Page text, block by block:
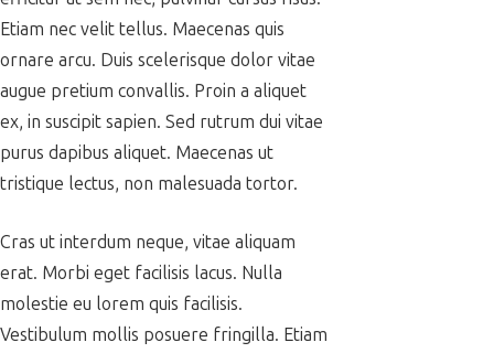
Etiam nec velit tellus. Maecenas quis
ornare arcu. Duis scelerisque dolor vitae
augue pretium convallis. Proin a aliquet
ex, in suscipit sapien. Sed rutrum dui vitae
purus dapibus aliquet. Maecenas ut
tristique lectus, non malesuada tortor.
Cras ut interdum neque, vitae aliquam
erat. Morbi eget facilisis lacus. Nulla
molestie eu lorem quis facilisis.
Vestibulum mollis posuere fringilla. Etiam